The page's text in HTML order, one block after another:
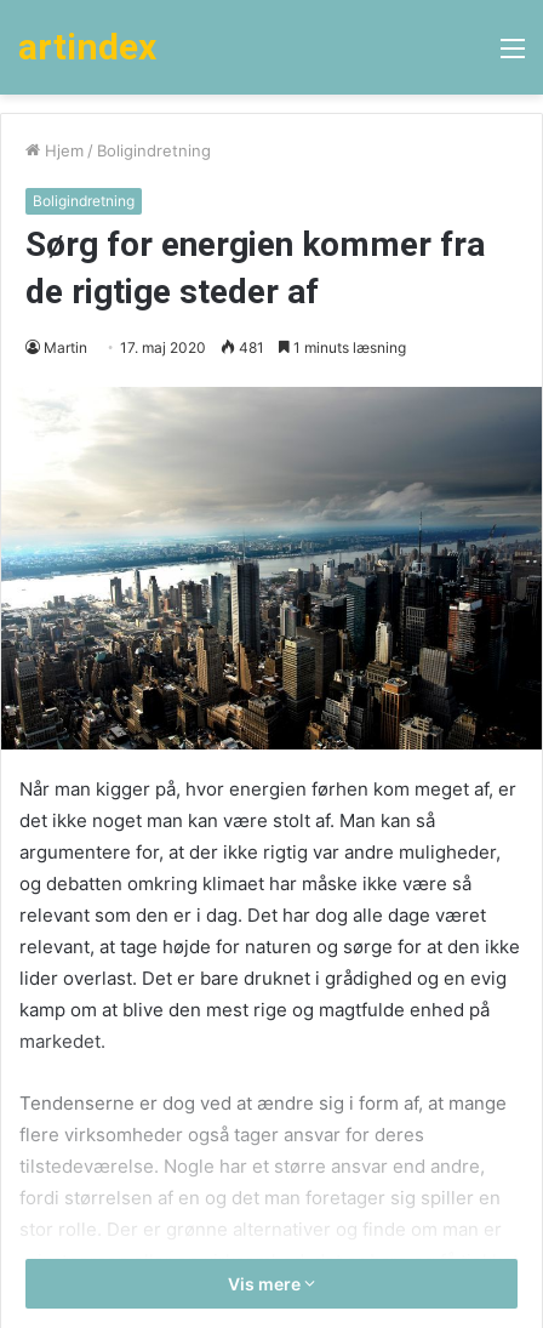
artindex
Hjem / Boligindretning
Boligindretning
Sørg for energien kommer fra
de rigtige steder af
Martin 17. maj 2020 481 1 minuts læsning
Når man kigger på, hvor energien førhen kom meget af, er
det ikke noget man kan være stolt af. Man kan så
argumentere for, at der ikke rigtig var andre muligheder,
og debatten omkring klimaet har måske ikke være så
relevant som den er i dag. Det har dog alle dage været
relevant, at tage højde for naturen og sørge for at den ikke
lider overlast. Det er bare druknet i grådighed og en evig
kamp om at blive den mest rige og magtfulde enhed på
markedet.
Tendenserne er dog ved at ændre sig i form af, at mange
flere virksomheder også tager ansvar for deres
tilstedeværelse. Nogle har et større ansvar end andre,
fordi størrelsen af en og det man foretager sig spiller en
stor rolle. Der er grønne alternativer og finde om man er
privatperson eller en virksomhed, det er bare og få tjekket
markedet ud i dag. Se her online hvad for nogle initiativer
Vis mere